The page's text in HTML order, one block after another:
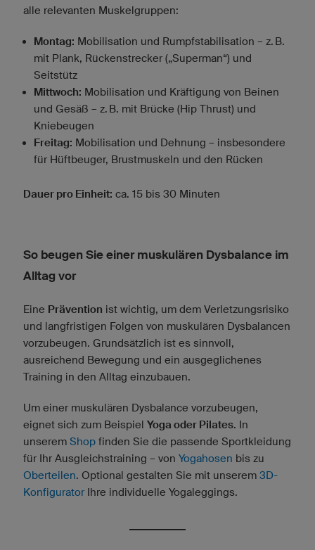
alle relevanten Muskelgruppen:
Montag: Mobilisation und Rumpfstabilisation – z. B.
mit Plank, Rückenstrecker („Superman“) und
Seitstütz
Mittwoch: Mobilisation und Kräftigung von Beinen
und Gesäß – z. B. mit Brücke (Hip Thrust) und
Kniebeugen
Freitag: Mobilisation und Dehnung – insbesondere
für Hüftbeuger, Brustmuskeln und den Rücken
Dauer pro Einheit: ca. 15 bis 30 Minuten
So beugen Sie einer muskulären Dysbalance im
Alltag vor
Eine Prävention ist wichtig, um dem Verletzungsrisiko
und langfristigen Folgen von muskulären Dysbalancen
vorzubeugen. Grundsätzlich ist es sinnvoll,
ausreichend Bewegung und ein ausgeglichenes
Training in den Alltag einzubauen.
Um einer muskulären Dysbalance vorzubeugen,
eignet sich zum Beispiel Yoga oder Pilates. In
unserem Shop finden Sie die passende Sportkleidung
für Ihr Ausgleichstraining – von Yogahosen bis zu
Oberteilen. Optional gestalten Sie mit unserem 3D-
Konfigurator Ihre individuelle Yogaleggings.